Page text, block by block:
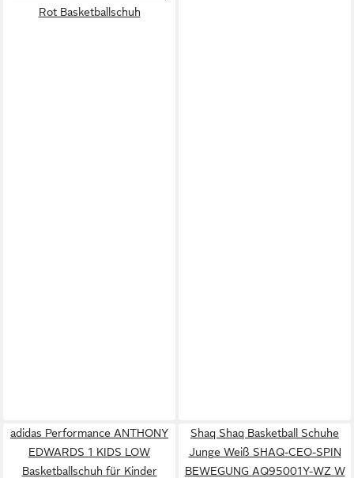
Rot Basketballschuh
adidas Performance ANTHONY
EDWARDS 1 KIDS LOW
Basketballschuh für Kinder
Shaq Shaq Basketball Schuhe
Junge Weiß SHAQ-CEO-SPIN
BEWEGUNG AQ95001Y-WZ W